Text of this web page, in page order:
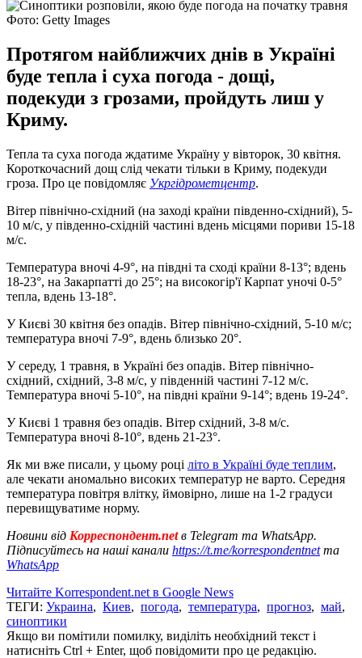
Фото: Getty Images
Протягом найближчих днів в Україні
буде тепла і суха погода - дощі,
подекуди з грозами, пройдуть лиш у
Криму.
Тепла та суха погода ждатиме Україну у вівторок, 30 квітня.
Короткочасний дощ слід чекати тільки в Криму, подекуди
гроза. Про це повідомляє Укргідрометцентр.
Вітер північно-східний (на заході країни південно-східний), 5-
10 м/с, у південно-східній частині вдень місцями пориви 15-18
м/с.
Температура вночі 4-9°, на півдні та сході країни 8-13°; вдень
18-23°, на Закарпатті до 25°; на високогір'ї Карпат уночі 0-5°
тепла, вдень 13-18°.
У Києві 30 квітня без опадів. Вітер північно-східний, 5-10 м/с;
температура вночі 7-9°, вдень близько 20°.
У середу, 1 травня, в Україні без опадів. Вітер північно-
східний, східний, 3-8 м/с, у південній частині 7-12 м/с.
Температура вночі 5-10°, на півдні країни 9-14°; вдень 19-24°.
У Києві 1 травня без опадів. Вітер східний, 3-8 м/с.
Температура вночі 8-10°, вдень 21-23°.
Як ми вже писали, у цьому році літо в Україні буде теплим,
але чекати аномально високих температур не варто. Середня
температура повітря влітку, ймовірно, лише на 1-2 градуси
перевищуватиме норму.
Новини від Корреспондент.netв Telegram та WhatsApp.
Підписуйтесь на наші канали https://t.me/korrespondentnetта
WhatsApp
Читайте Korrespondent.net в Google News
ТЕГИ: Украина, Киев, погода, температура, прогноз, май,
синоптики
Якщо ви помітили помилку, виділіть необхідний текст і
натисніть Ctrl + Enter, щоб повідомити про це редакцію.